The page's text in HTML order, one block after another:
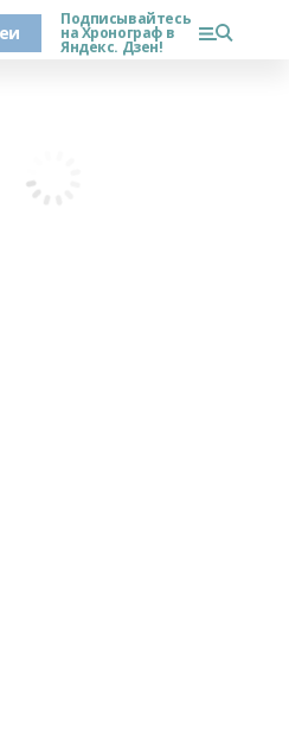
Подписывайтесь
на Хронограф в
Яндекс. Дзен!